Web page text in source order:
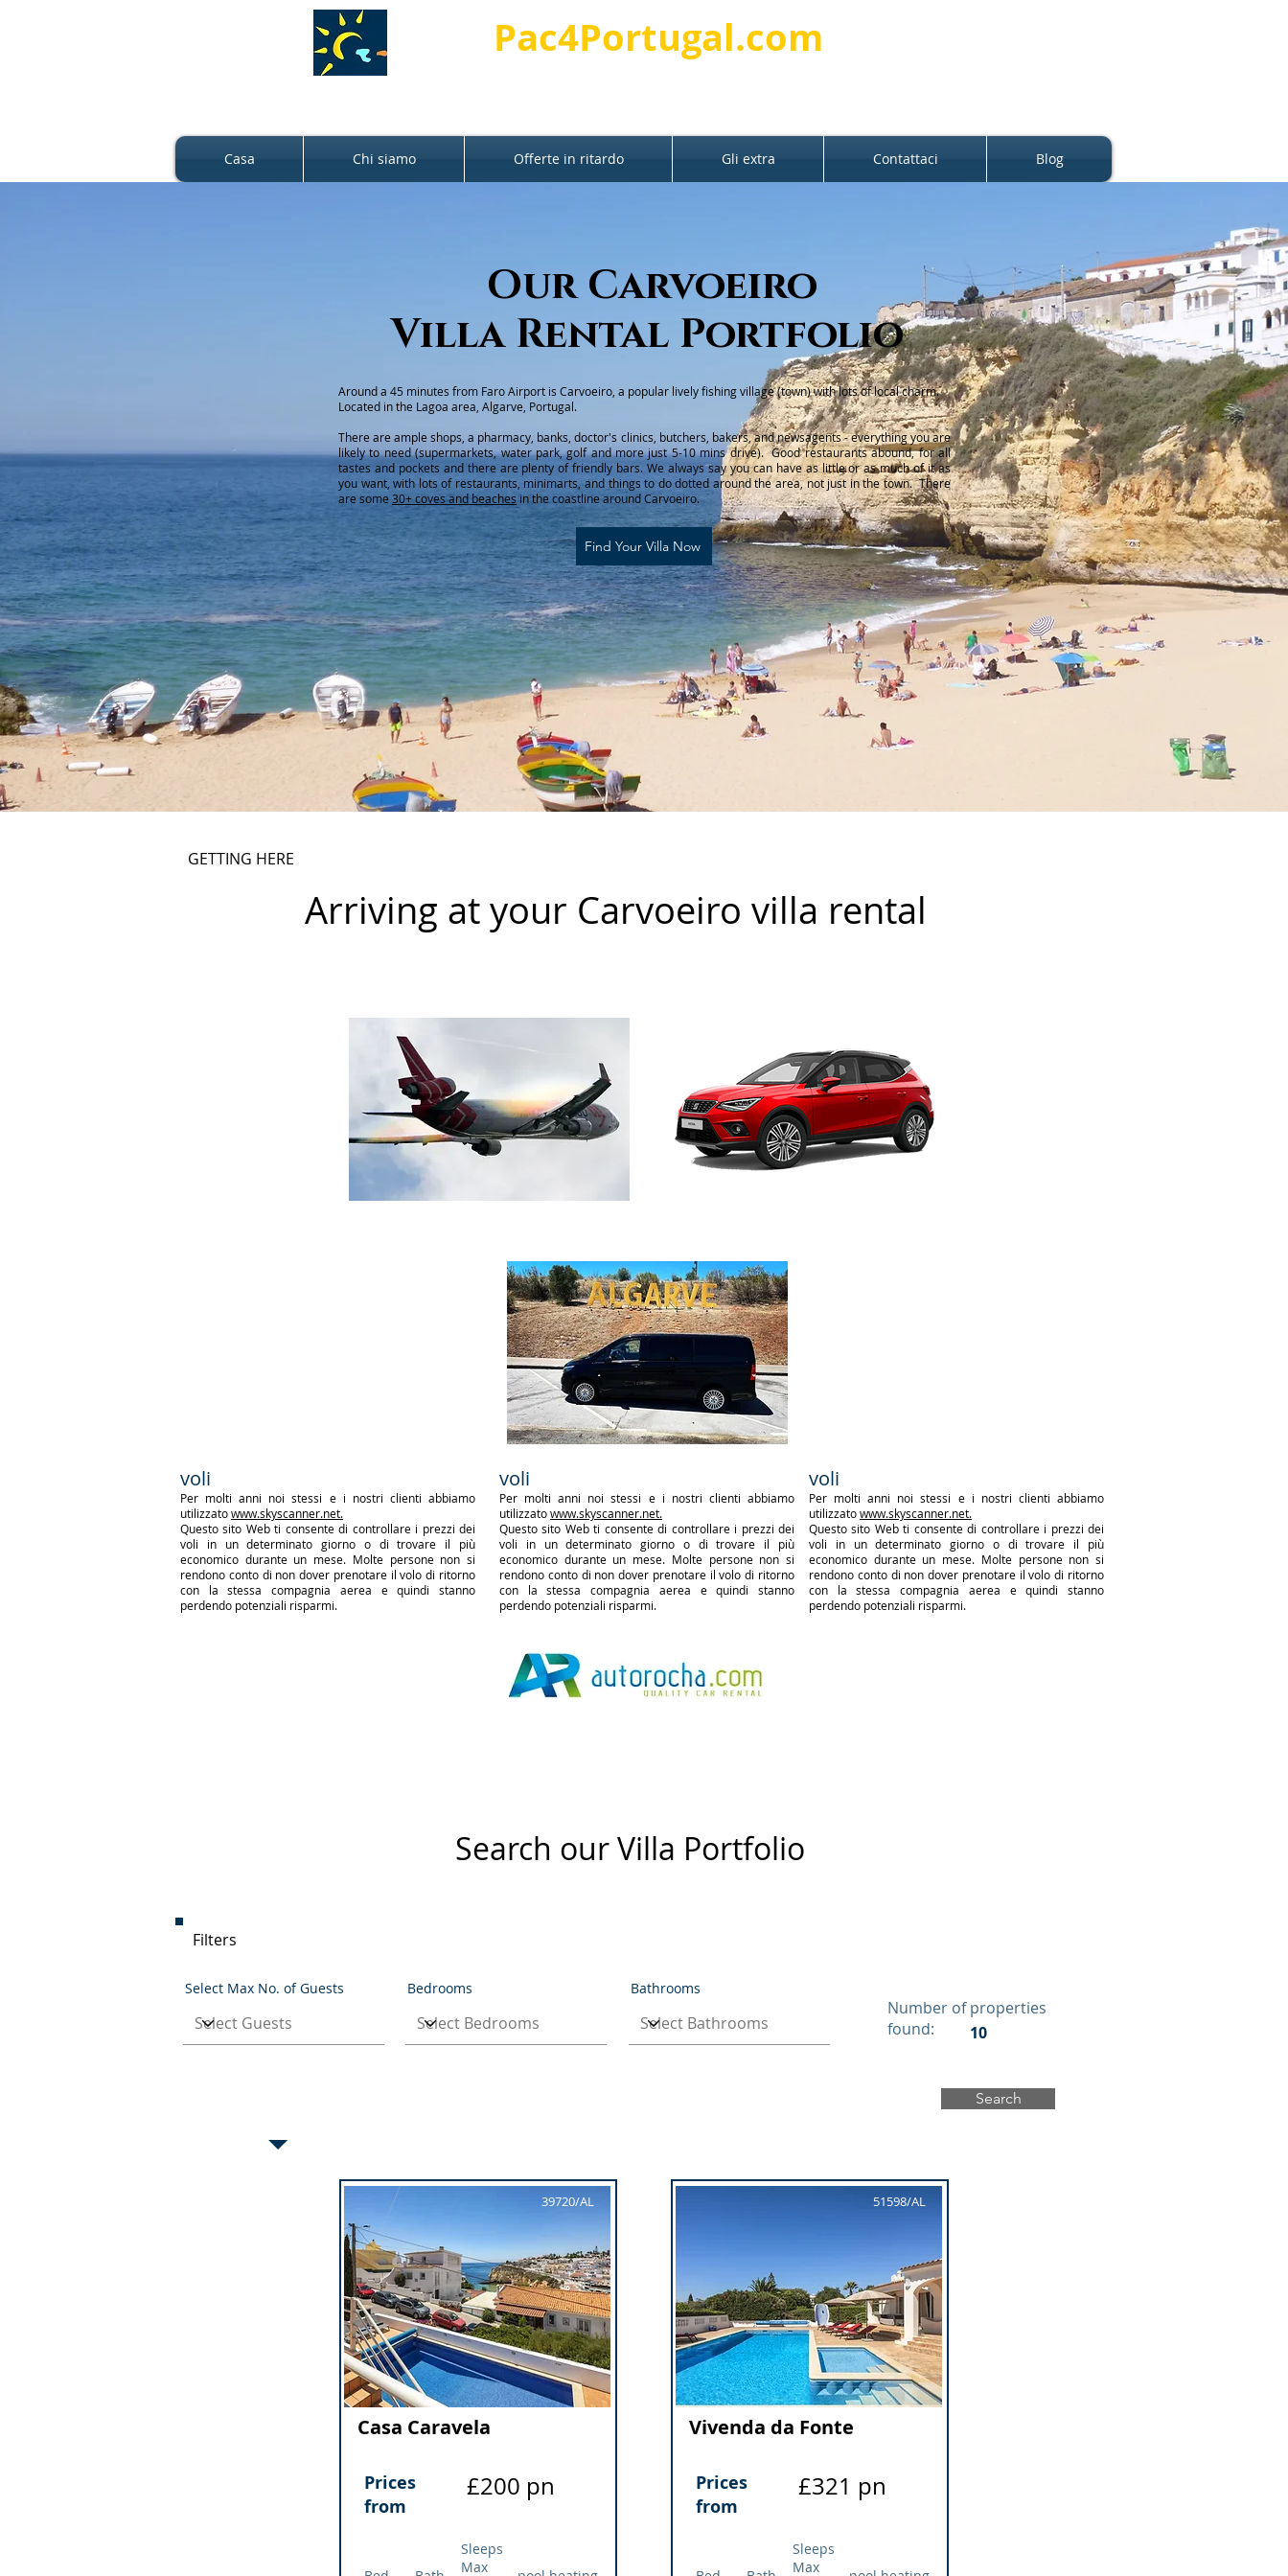
Pac4Portugal.com
Casa Chi siamo Offerte in ritardo Gli extra Contattaci Blog
OurCarvoeiro
Villa Rental Portfolio
Around a 45 minutes from Faro Airport is Carvoeiro, a popular lively fishing village (town) with lots of local charm.
Located in the Lagoa area, Algarve, Portugal.
There are ample shops, a pharmacy, banks, doctor's clinics, butchers, bakers, and newsagents - everything you are
likely to need (supermarkets, water park, golf and more just 5-10 mins drive). Good restaurants abound, for all
tastes and pockets and there are plenty of friendly bars. We always say you can have as little or as much of it as
you want, with lots of restaurants, minimarts, and things to do dotted around the area, not just in the town. There
are some30+ coves and beaches in the coastline around Carvoeiro.
Find Your Villa Now
GETTING HERE
Arriving at your Carvoeiro villa rental
voli
Per molti anni noi stessi e i nostri clienti abbiamo
utilizzatowww.skyscanner.net.
Questo sito Web ti consente di controllare i prezzi dei
voli in un determinato giorno o di trovare il più
economico durante un mese. Molte persone non si
rendono conto di non dover prenotare il volo di ritorno
con la stessa compagnia aerea e quindi stanno
perdendo potenziali risparmi.
voli
Per molti anni noi stessi e i nostri clienti abbiamo
utilizzatowww.skyscanner.net.
Questo sito Web ti consente di controllare i prezzi dei
voli in un determinato giorno o di trovare il più
economico durante un mese. Molte persone non si
rendono conto di non dover prenotare il volo di ritorno
con la stessa compagnia aerea e quindi stanno
perdendo potenziali risparmi.
voli
Per molti anni noi stessi e i nostri clienti abbiamo
utilizzatowww.skyscanner.net.
Questo sito Web ti consente di controllare i prezzi dei
voli in un determinato giorno o di trovare il più
economico durante un mese. Molte persone non si
rendono conto di non dover prenotare il volo di ritorno
con la stessa compagnia aerea e quindi stanno
perdendo potenziali risparmi.
Search our Villa Portfolio
Filters
Select Max No. of Guests Bedrooms Bathrooms
Number of properties
found:
10
Search
39720/AL
Casa Caravela
Prices
from
£200 pn
Sleeps
Max
51598/AL
Vivenda da Fonte
Prices
from
£321 pn
Sleeps
Max